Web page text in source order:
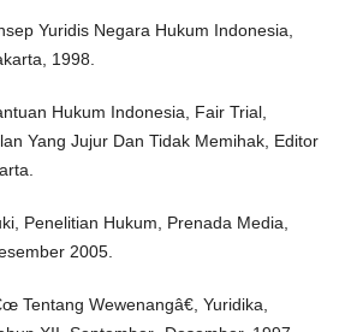
Yuridis Negara Hukum Indonesia,
1998.
Hukum Indonesia, Fair Trial,
Yang Jujur Dan Tidak Memihak, Editor
Penelitian Hukum, Prenada Media,
2005.
Tentang Wewenangâ€, Yuridika,